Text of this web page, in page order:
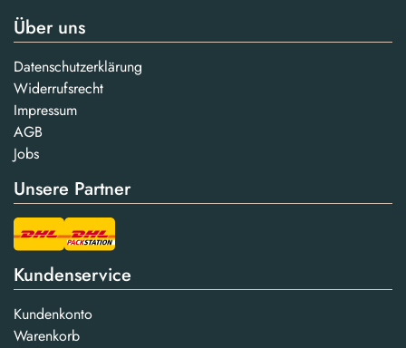
Über uns
Datenschutzerklärung
Widerrufsrecht
Impressum
AGB
Jobs
Unsere Partner
Kundenservice
Kundenkonto
Warenkorb